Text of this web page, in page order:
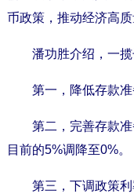
币政策，推动经济高质
潘功胜介绍，一揽
第一，降低存款准
第二，完善存款准
目前的5%调降至0%。
第三，下调政策利